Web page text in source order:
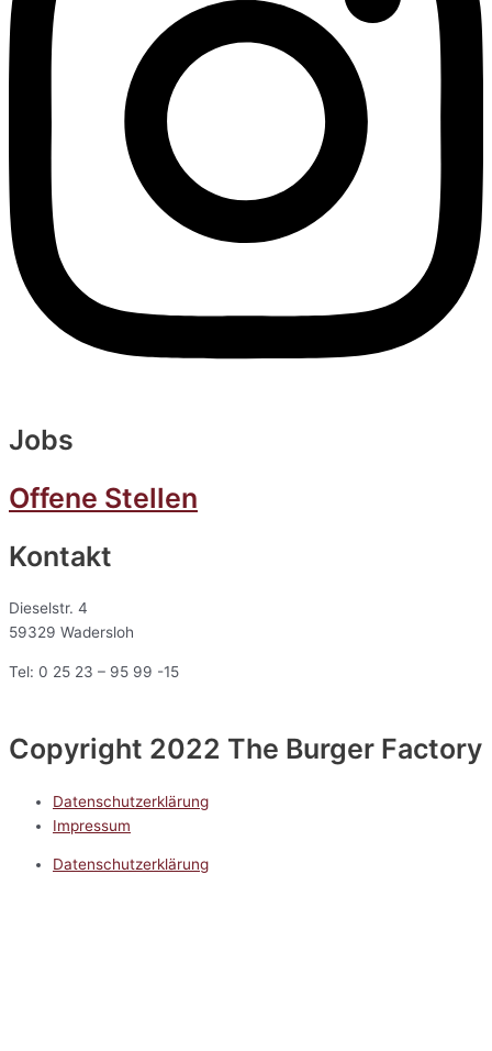
Jobs
Offene Stellen
Kontakt
Dieselstr. 4
59329 Wadersloh
Tel: 0 25 23 – 95 99 -15
Copyright 2022 The Burger Factory
Datenschutzerklärung
Impressum
Datenschutzerklärung